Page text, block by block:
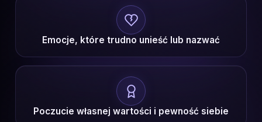
Emocje, które trudno unieść lub nazwać
Poczucie własnej wartości i pewność siebie